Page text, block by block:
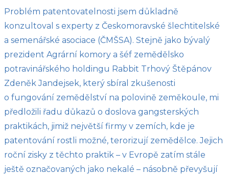
Problém patentovatelnosti jsem důkladně
konzultoval s experty z Českomoravské šlechtitelské
a semenářské asociace (ČMŠSA). Stejně jako bývalý
prezident Agrární komory a šéf zemědělsko
potravinářského holdingu Rabbit Trhový Štěpánov
Zdeněk Jandejsek, který sbíral zkušenosti
o fungování zemědělství na polovině zeměkoule, mi
předložili řadu důkazů o doslova gangsterských
praktikách, jimiž největší firmy v zemích, kde je
patentování rostli možné, terorizují zemědělce. Jejich
roční zisky z těchto praktik – v Evropě zatím stále
ještě označovaných jako nekalé – násobně převyšují